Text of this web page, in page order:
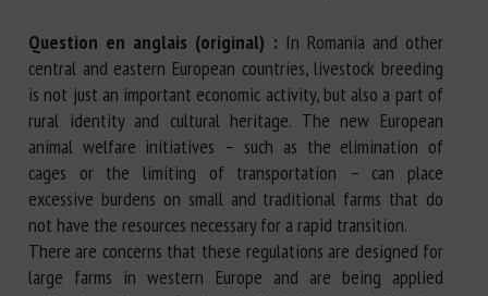
Question en anglais (original) : In Romania and other
central and eastern European countries, livestock breeding
is not just an important economic activity, but also a part of
rural identity and cultural heritage. The new European
animal welfare initiatives – such as the elimination of
cages or the limiting of transportation – can place
excessive burdens on small and traditional farms that do
not have the resources necessary for a rapid transition.
There are concerns that these regulations are designed for
large farms in western Europe and are being applied